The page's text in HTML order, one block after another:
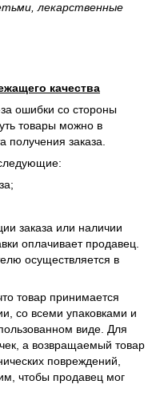
лекарственные
качества
ошибки со стороны
товары можно в
заказа.
заказа или наличии
оплачивает продавец.
осуществляется в
товар принимается
со всеми упаковками и
виде. Для
а возвращаемый товар
повреждений,
чтобы продавец мог